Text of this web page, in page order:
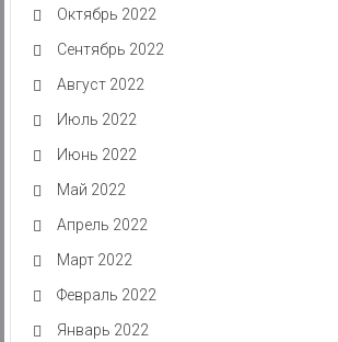
Октябрь 2022
Сентябрь 2022
Август 2022
Июль 2022
Июнь 2022
Май 2022
Апрель 2022
Март 2022
Февраль 2022
Январь 2022